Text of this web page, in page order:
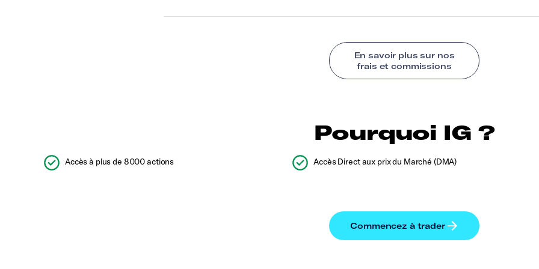
Pourquoi IG ?
Accès à plus de 8000 actions Accès Direct aux prix du Marché (DMA)